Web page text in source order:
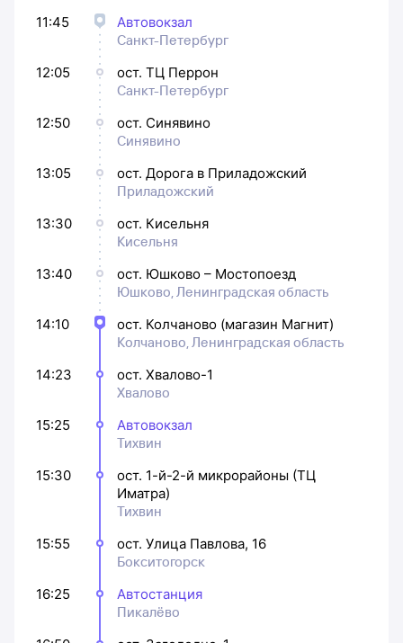
11:45
Автовокзал
Санкт-Петербург
12:05
ост. ТЦ Перрон
Санкт-Петербург
12:50
ост. Синявино
Синявино
13:05
ост. Дорога в Приладожский
Приладожский
13:30
ост. Кисельня
Кисельня
13:40
ост. Юшково – Мостопоезд
Юшково, Ленинградская область
14:10
ост. Колчаново (магазин Магнит)
Колчаново, Ленинградская область
14:23
ост. Хвалово-1
Хвалово
15:25
Автовокзал
Тихвин
15:30
ост. 1-й-2-й микрорайоны (ТЦ
Иматра)
Тихвин
15:55
ост. Улица Павлова, 16
Бокситогорск
16:25
Автостанция
Пикалёво